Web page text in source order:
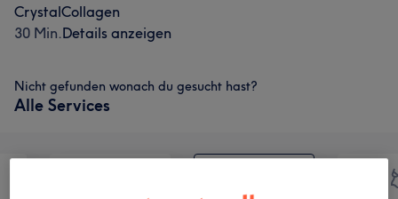
CrystalCollagen
30 Min.Details anzeigen
Nicht gefunden wonach du gesucht hast?
Alle Services